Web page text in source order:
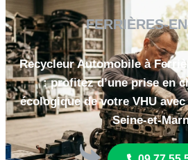
FERRIÈRES-
Recycleur Automobile à
: profitez d’une prise en
écologique de votre VHU
Seine-et-